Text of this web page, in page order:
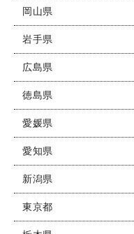
岡山県
岩手県
広島県
徳島県
愛媛県
愛知県
新潟県
東京都